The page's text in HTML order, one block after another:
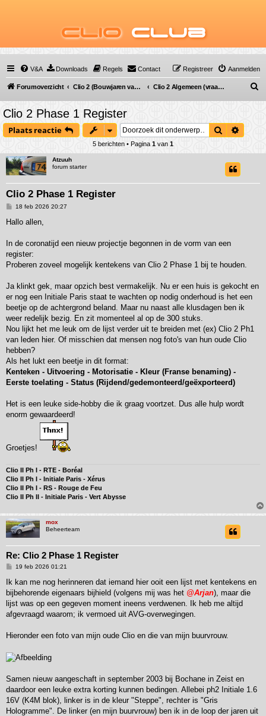
Clio Club
V&A Downloads Regels Contact Aanmelden
Registreer
Forumoverzicht Clio 2 (Bouwjaren van 1998 tot 2009) Clio 2 Algemeen (vraag & antwoord)
o
Clio 2 Phase 1 Register
Plaats reactie Zoek
5 berichten • Pagina 1 van 1
Atzuuh
forum starter
Clio 2 Phase 1 Register
B
r
h
18 feb 2026 20:27
Hallo allen,
In de coronatijd een nieuw projectje begonnen in de vorm van een
register:
Proberen zoveel mogelijk kentekens van Clio 2 Phase 1 bij te houden.
Ja klinkt gek, maar opzich best vermakelijk. Nu er een huis is gekocht en
er nog een Initiale Paris staat te wachten op nodig onderhoud is het een
beetje op de achtergrond beland. Maar nu naast alle klusdagen ben ik
weer redelijk bezig. En zit momenteel al op de 300 stuks.
Nou lijkt het me leuk om de lijst verder uit te breiden met (ex) Clio 2 Ph1
van leden hier. Of misschien dat mensen nog foto's van hun oude Clio
hebben?
Als het lukt een beetje in dit format:
Kenteken - Uitvoering - Motorisatie - Kleur (Franse benaming) -
Eerste toelating - Status (Rijdend/gedemonteerd/geëxporteerd)
Het is een leuke side-hobby die ik graag voortzet. Dus alle hulp wordt
enorm gewaardeerd!
Groetjes!
Clio II Ph I - RTE - Boréal
Clio II Ph I - Initiale Paris - Xérus
Clio II Ph I - RS - Rouge de Feu
Clio II Ph II - Initiale Paris - Vert Abysse
mox
Beheerteam
Re: Clio 2 Phase 1 Register
B
c
h
19 feb 2026 01:21
Ik kan me nog herinneren dat iemand hier ooit een lijst met kentekens en
bijbehorende eigenaars bijhield (volgens mij was het @Arjan), maar die
lijst was op een gegeven moment ineens verdwenen. Ik heb me altijd
afgevraagd waarom; ik vermoed uit AVG-overwegingen.
Hieronder een foto van mijn oude Clio en die van mijn buurvrouw.
Samen nieuw aangeschaft in september 2003 bij Bochane in Zeist en
daardoor een leuke extra korting kunnen bedingen. Allebei ph2 Initiale 1.6
16V (K4M blok), linker is in de kleur "Steppe", rechter is "Gris
Hologramme". De linker (en mijn buurvrouw) ben ik in de loop der jaren uit